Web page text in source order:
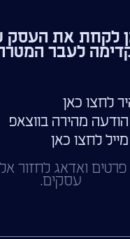
לקחת את העסק
לעבר
עסקים.
לחצו כאן
מהירה בווצאפ
לחצו כאן